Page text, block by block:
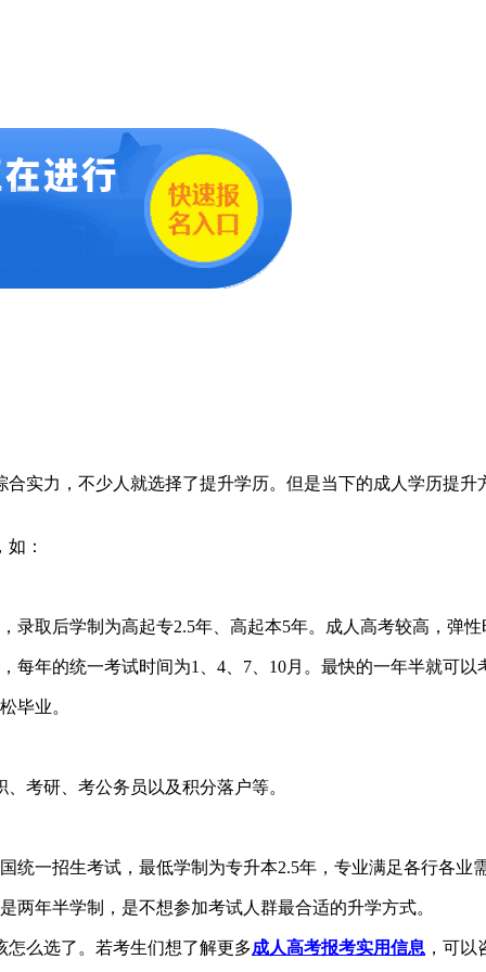
力，不少人就选择了提升学历。但是当下的成人学历提升
：
后学制为高起专2.5年、高起本5年。成人高考较高，弹
的统一考试时间为1、4、7、10月。最快的一年半就可以
毕业。
研、考公务员以及积分落户等。
一招生考试，最低学制为专升本2.5年，专业满足各行各业
年半学制，是不想参加考试人群最合适的升学方式。
么选了。若考生们想了解更多成人高考报考实用信息 ，可